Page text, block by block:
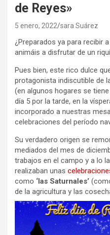
de Reyes»
5 enero, 2022 sara Suárez
¿Preparados ya para recibir
animáis a disfrutar de un
Pues bien, este rico dulce
protagonista indiscutible de
(en algunos hogares se
día 5 por la tarde, en la
incorporado a nuestras
celebraciones del período
Su verdadero origen se
mediados del mes de
trabajos en el campo y a lo
realizaban unas
como ‘las Saturnales’
de la agricultura y las